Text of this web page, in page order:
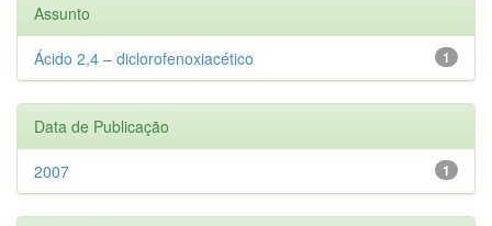
Assunto
1
Ácido 2,4 – diclorofenoxiacético
Data de Publicação
1
2007